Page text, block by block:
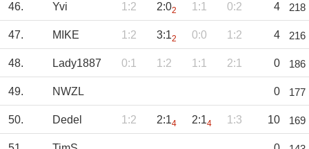
46. Yvi 1:2 2:02 1:1 0:2 4 218
47. MIKE 1:2 3:12 0:0 1:2 4 216
48. Lady1887 0:1 1:2 1:1 2:1 0 186
49. NWZL 0 177
50. Dedel 1:2 2:14 2:14 1:3 10 169